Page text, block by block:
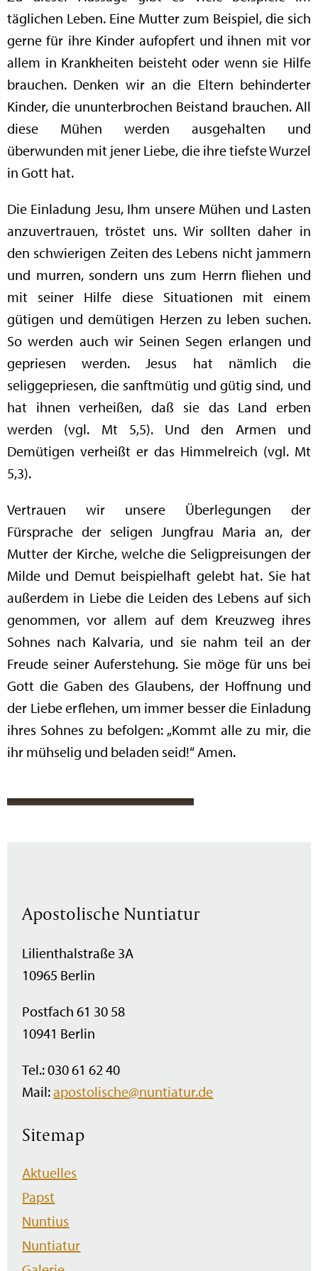
täglichen Leben. Eine Mutter zum Beispiel, die sich
gerne für ihre Kinder aufopfert und ihnen mit vor
allem in Krankheiten beisteht oder wenn sie Hilfe
brauchen. Denken wir an die Eltern behinderter
Kinder, die ununterbrochen Beistand brauchen. All
diese Mühen werden ausgehalten und
überwunden mit jener Liebe, die ihre tiefste Wurzel
in Gott hat.
Die Einladung Jesu, Ihm unsere Mühen und Lasten
anzuvertrauen, tröstet uns. Wir sollten daher in
den schwierigen Zeiten des Lebens nicht jammern
und murren, sondern uns zum Herrn fliehen und
mit seiner Hilfe diese Situationen mit einem
gütigen und demütigen Herzen zu leben suchen.
So werden auch wir Seinen Segen erlangen und
gepriesen werden. Jesus hat nämlich die
seliggepriesen, die sanftmütig und gütig sind, und
hat ihnen verheißen, daß sie das Land erben
werden (vgl. Mt 5,5). Und den Armen und
Demütigen verheißt er das Himmelreich (vgl. Mt
5,3).
Vertrauen wir unsere Überlegungen der
Fürsprache der seligen Jungfrau Maria an, der
Mutter der Kirche, welche die Seligpreisungen der
Milde und Demut beispielhaft gelebt hat. Sie hat
außerdem in Liebe die Leiden des Lebens auf sich
genommen, vor allem auf dem Kreuzweg ihres
Sohnes nach Kalvaria, und sie nahm teil an der
Freude seiner Auferstehung. Sie möge für uns bei
Gott die Gaben des Glaubens, der Hoffnung und
der Liebe erflehen, um immer besser die Einladung
ihres Sohnes zu befolgen: „Kommt alle zu mir, die
ihr mühselig und beladen seid!“ Amen.
Apostolische Nuntiatur
Lilienthalstraße 3A
10965 Berlin
Postfach 61 30 58
10941 Berlin
Tel.: 030 61 62 40
Mail:apostolische@nuntiatur.de
Sitemap
Navigation
überspringen
Aktuelles
Papst
Nuntius
Nuntiatur